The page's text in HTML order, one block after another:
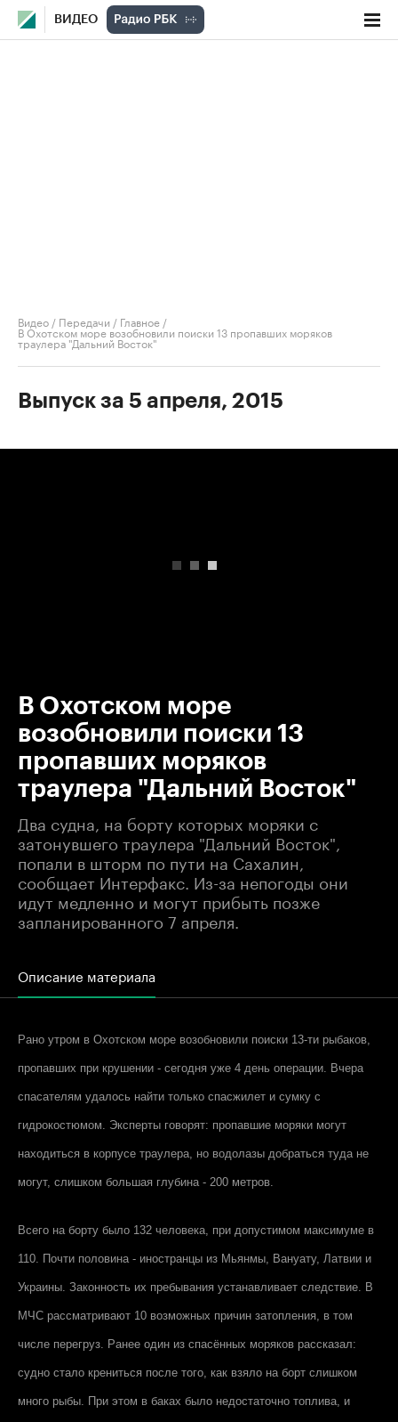
ВИДЕО
Видео / Передачи / Главное /
В Охотском море возобновили поиски 13 пропавших моряков
траулера "Дальний Восток"
Выпуск за 5 апреля, 2015
В Охотском море
возобновили поиски 13
пропавших моряков
траулера "Дальний Восток"
Два судна, на борту которых моряки с
затонувшего траулера "Дальний Восток",
попали в шторм по пути на Сахалин,
сообщает Интерфакс. Из-за непогоды они
идут медленно и могут прибыть позже
запланированного 7 апреля.
Описание материала
Рано утром в Охотском море возобновили поиски 13-ти рыбаков,
пропавших при крушении - сегодня уже 4 день операции. Вчера
спасателям удалось найти только спасжилет и сумку с
гидрокостюмом. Эксперты говорят: пропавшие моряки могут
находиться в корпусе траулера, но водолазы добраться туда не
могут, слишком большая глубина - 200 метров.
Всего на борту было 132 человека, при допустимом максимуме в
110. Почти половина - иностранцы из Мьянмы, Вануату, Латвии и
Украины. Законность их пребывания устанавливает следствие. В
МЧС рассматривают 10 возможных причин затопления, в том
числе перегруз. Ранее один из спасённых моряков рассказал:
судно стало крениться после того, как взяло на борт слишком
много рыбы. При этом в баках было недостаточно топлива, и